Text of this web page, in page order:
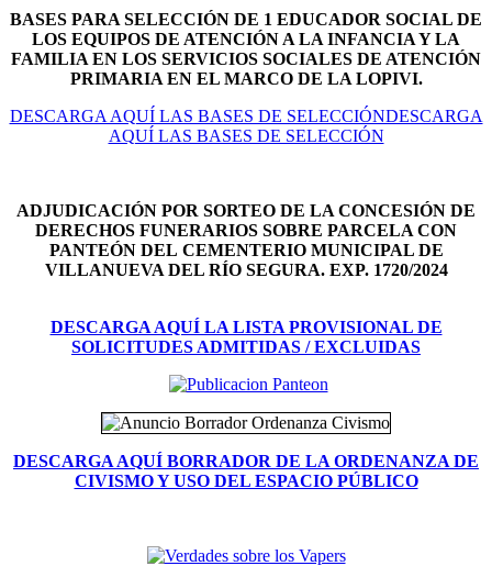
BASES PARA SELECCIÓN DE 1 EDUCADOR SOCIAL DE
LOS EQUIPOS DE ATENCIÓN A LA INFANCIA Y LA
FAMILIA EN LOS SERVICIOS SOCIALES DE ATENCIÓN
PRIMARIA EN EL MARCO DE LA LOPIVI.
DESCARGA AQUÍ LAS BASES DE SELECCIÓNDESCARGA
AQUÍ LAS BASES DE SELECCIÓN
ADJUDICACIÓN POR SORTEO DE LA CONCESIÓN DE
DERECHOS FUNERARIOS SOBRE PARCELA CON
PANTEÓN DEL CEMENTERIO MUNICIPAL DE
VILLANUEVA DEL RÍO SEGURA. EXP. 1720/2024
DESCARGA AQUÍ LA LISTA PROVISIONAL DE
SOLICITUDES ADMITIDAS / EXCLUIDAS
DESCARGA AQUÍ BORRADOR DE LA ORDENANZA DE
CIVISMO Y USO DEL ESPACIO PÚBLICO